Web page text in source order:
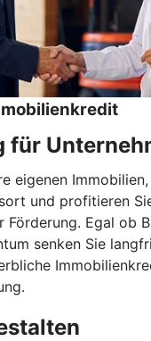
für
eigenen
und profitieren
Förderung. Egal ob
senken Sie